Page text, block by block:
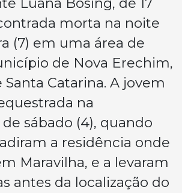
morta na noite
(7) em uma área de
de Nova Erechim,
Santa Catarina. A jovem
na
sábado (4), quando
a residência onde
Maravilha, e a levaram
antes da localização do